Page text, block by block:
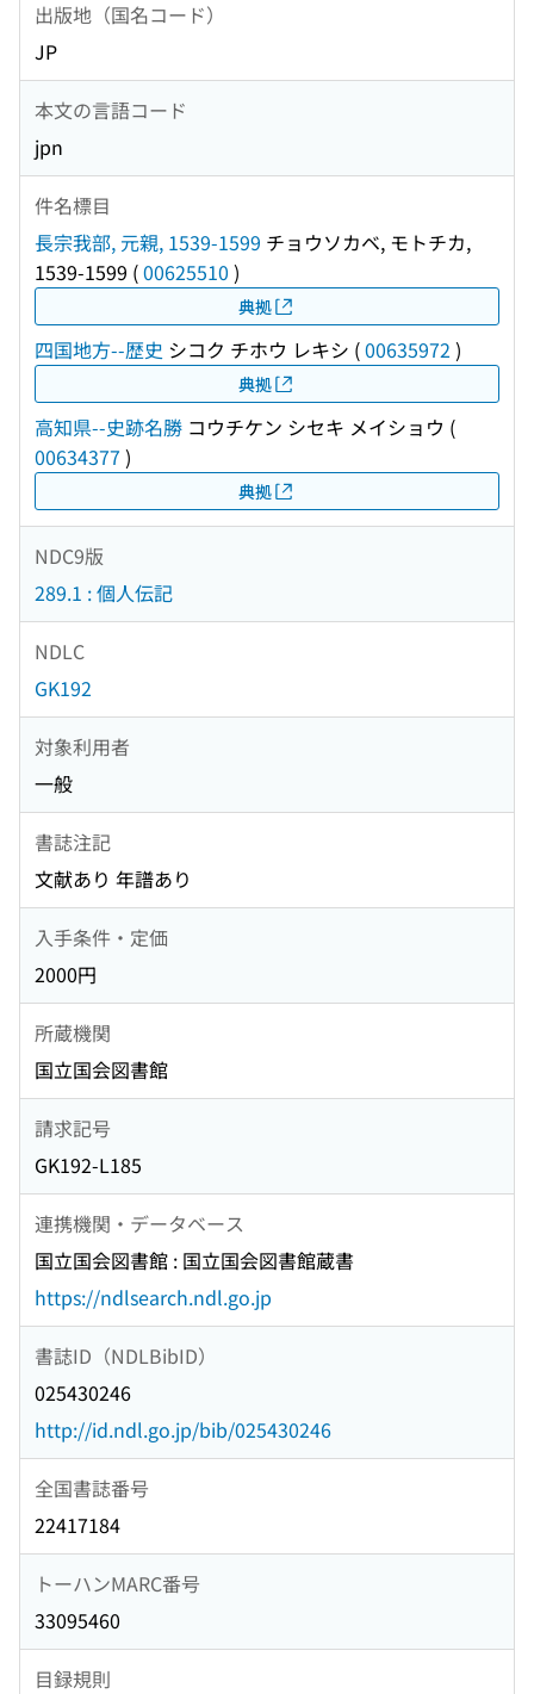
出版地（国名コード）
JP
本文の言語コード
jpn
件名標目
長宗我部, 元親, 1539-1599 チョウソカベ, モトチカ,
1539-1599 (00625510 )
典拠
四国地方--歴史 シコク チホウ レキシ (00635972 )
典拠
高知県--史跡名勝 コウチケン シセキ メイショウ (
00634377 )
典拠
NDC9版
289.1 : 個人伝記
NDLC
GK192
対象利用者
一般
書誌注記
文献あり 年譜あり
入手条件・定価
2000円
所蔵機関
国立国会図書館
請求記号
GK192-L185
連携機関・データベース
国立国会図書館 : 国立国会図書館蔵書
https://ndlsearch.ndl.go.jp
書誌ID（NDLBibID）
025430246
http://id.ndl.go.jp/bib/025430246
全国書誌番号
22417184
トーハンMARC番号
33095460
目録規則